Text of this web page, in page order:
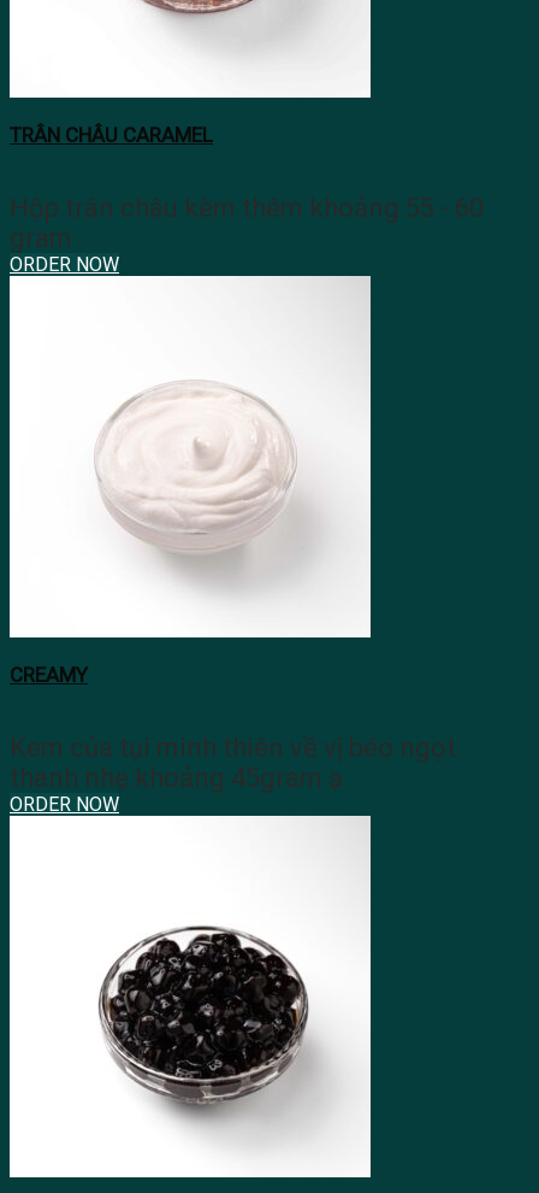
TRÂN CHÂU CARAMEL
Hộp trân châu kèm thêm khoảng 55 - 60
gram
ORDER NOW
CREAMY
Kem của tụi minh thiên về vị béo ngọt
thanh nhẹ khoảng 45gram ạ
ORDER NOW